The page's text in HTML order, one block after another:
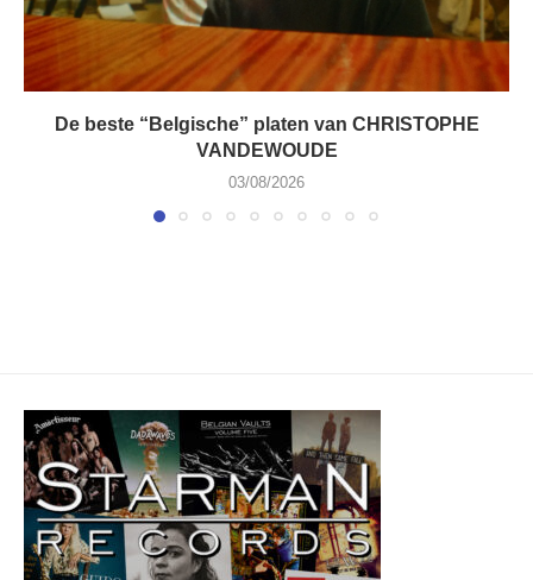
De beste “Belgische” platen van CHRISTOPHE
VANDEWOUDE
03/08/2026